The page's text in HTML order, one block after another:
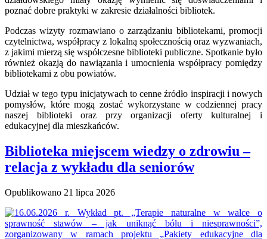
poznać dobre praktyki w zakresie działalności bibliotek.
Podczas wizyty rozmawiano o zarządzaniu bibliotekami, promocji
czytelnictwa, współpracy z lokalną społecznością oraz wyzwaniach,
z jakimi mierzą się współczesne biblioteki publiczne. Spotkanie było
również okazją do nawiązania i umocnienia współpracy pomiędzy
bibliotekami z obu powiatów.
Udział w tego typu inicjatywach to cenne źródło inspiracji i nowych
pomysłów, które mogą zostać wykorzystane w codziennej pracy
naszej biblioteki oraz przy organizacji oferty kulturalnej i
edukacyjnej dla mieszkańców.
Biblioteka miejscem wiedzy o zdrowiu –
relacja z wykładu dla seniorów
Opublikowano 21 lipca 2026